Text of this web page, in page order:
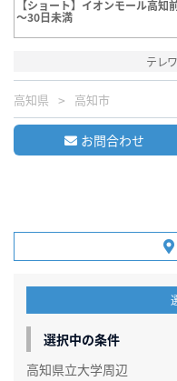
【ショート】イオンモール高知
～30日未満
テレ
高知県 高知市
お問合わせ
選択中の条件
高知県立大学周辺